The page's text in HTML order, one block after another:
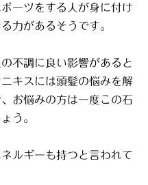
ーツをする人が身に付け
力があるそうです。
不調に良い影響があると
キスには頭髪の悩みを解
お悩みの方は一度この石
う。
ルギーも持つと言われて